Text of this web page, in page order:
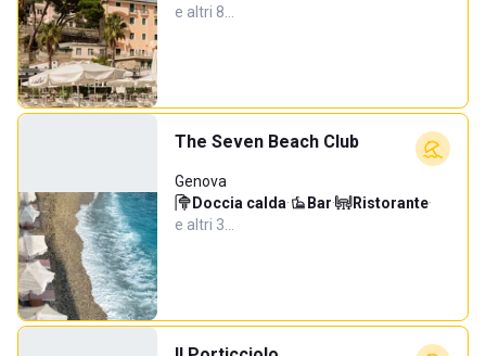
e altri 8…
The Seven Beach Club
Genova
Doccia calda· Bar· Ristorante·
e altri 3…